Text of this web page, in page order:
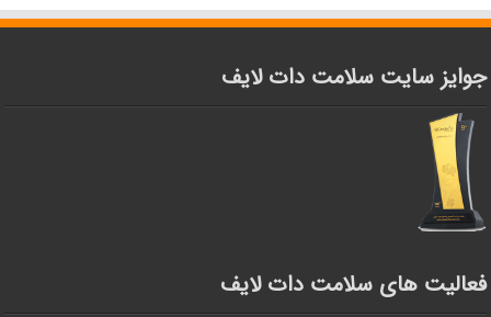
جوایز سایت سلامت دات لایف
فعالیت های سلامت دات لایف